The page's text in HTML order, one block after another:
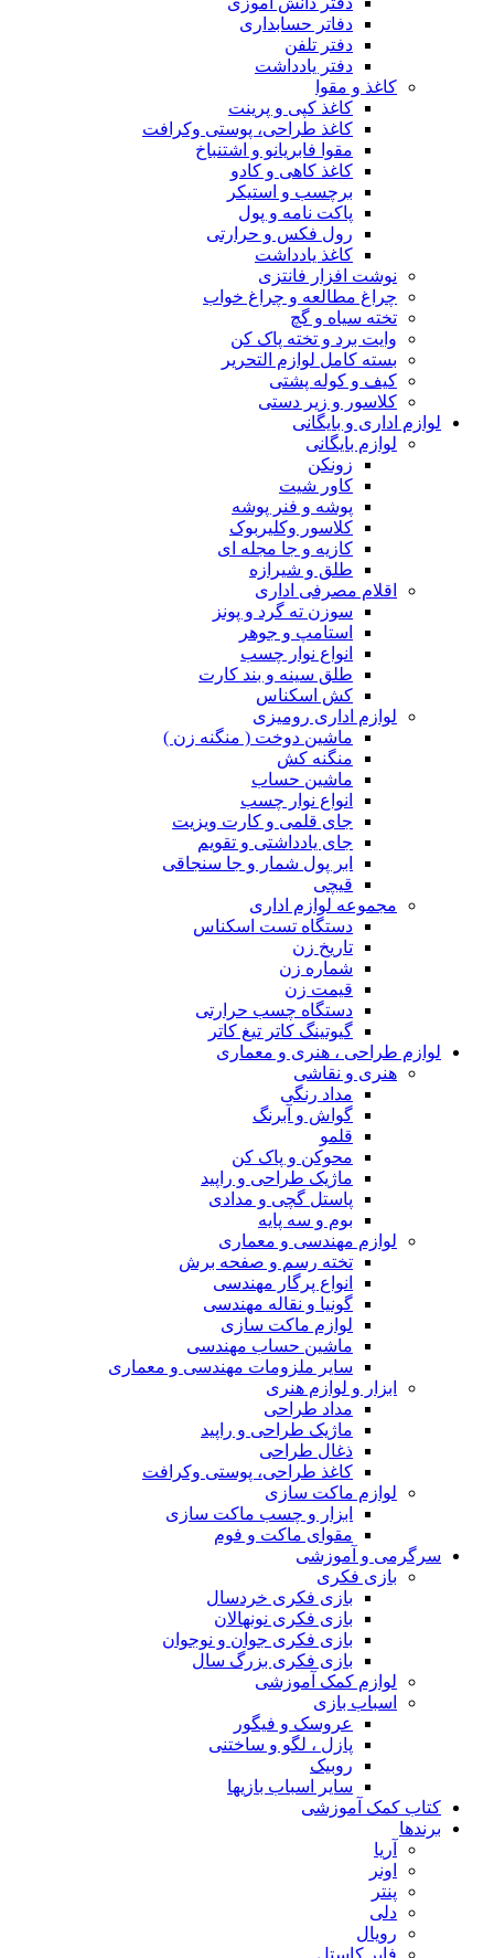
دفاتر حسابداری
دفتر تلفن
دفتر یادداشت
کاغذ و مقوا
کاغذ کپی و پرینت
کاغذ طراحی، پوستی وکرافت
مقوا فابریانو و اشتنباخ
کاغذ کاهی و کادو
برچسب و استیکر
پاکت نامه و پول
رول فکس و حرارتی
کاغذ یادداشت
نوشت افزار فانتزی
چراغ مطالعه و چراغ خواب
تخته سیاه و گچ
وایت برد و تخته پاک کن
بسته کامل لوازم التحریر
کیف و کوله پشتی
کلاسور و زیر دستی
لوازم اداری و بایگانی
لوازم بایگانی
زونکن
کاور شیت
پوشه و فنر پوشه
کلاسور وکلیربوک
کازیه و جا مجله ای
طلق و شیرازه
اقلام مصرفی اداری
سوزن ته گرد و پونز
استامپ و جوهر
انواع نوار چسب
طلق سینه و بند کارت
کش اسکناس
لوازم اداری رومیزی
ماشین دوخت ( منگنه زن )
منگنه کش
ماشین حساب
انواع نوار چسب
جای قلمی و کارت ویزیت
جای یادداشتی و تقویم
ابر پول شمار و جا سنجاقی
قیچی
مجموعه لوازم اداری
دستگاه تست اسکناس
تاریخ زن
شماره زن
قیمت زن
دستگاه چسب حرارتی
گیوتینگ کاتر تیغ کاتر
لوازم طراحی ، هنری و معماری
هنری و نقاشی
مداد رنگی
گواش و آبرنگ
قلمو
محوکن و پاک کن
ماژیک طراحی و راپید
پاستل گچی و مدادی
بوم و سه پایه
لوازم مهندسی و معماری
تخته رسم و صفحه برش
انواع پرگار مهندسی
گونیا و نقاله مهندسی
لوازم ماکت سازی
ماشین حساب مهندسی
سایر ملزومات مهندسی و معماری
ابزار و لوازم هنری
مداد طراحی
ماژیک طراحی و راپید
ذغال طراحی
کاغذ طراحی، پوستی وکرافت
لوازم ماکت سازی
ابزار و چسب ماکت سازی
مقوای ماکت و فوم
سرگرمی و آموزشی
بازی فکری
بازی فکری خردسال
بازی فکری نونهالان
بازی فکری جوان و نوجوان
بازی فکری بزرگ سال
لوازم کمک آموزشی
اسباب بازی
عروسک و فیگور
پازل ، لگو و ساختنی
روبیک
سایر اسباب بازیها
کتاب کمک آموزشی
برندها
آریا
اونر
پنتر
دلی
رویال